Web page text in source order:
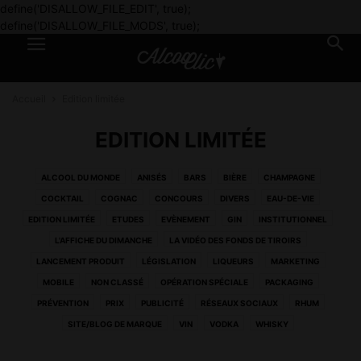
ALCOOL DU MONDE ANISÉS BARS BIÈRE CHAMPAGNE
COCKTAIL COGNAC CONCOURS DIVERS EAU-DE-VIE
EDITION LIMITÉE ETUDES EVÈNEMENT GIN INSTITUTIONNEL
L'AFFICHE DU DIMANCHE LA VIDÉO DES FONDS DE TIROIRS
LANCEMENT PRODUIT LÉGISLATION LIQUEURS MARKETING
MOBILE NON CLASSÉ OPÉRATION SPÉCIALE PACKAGING
PRÉVENTION PRIX PUBLICITÉ RÉSEAUX SOCIAUX RHUM
SITE/BLOG DE MARQUE VIN VODKA WHISKY